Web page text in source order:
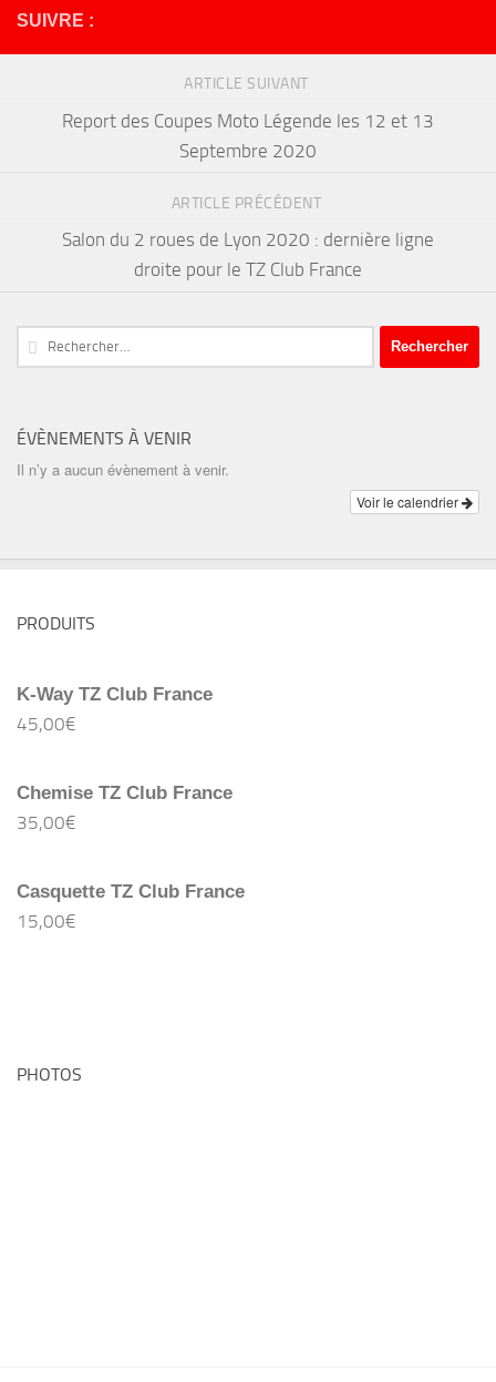
SUIVRE :
ARTICLE SUIVANT
Report des Coupes Moto Légende les 12 et 13
Septembre 2020
ARTICLE PRÉCÉDENT
Salon du 2 roues de Lyon 2020 : dernière ligne
droite pour le TZ Club France
Rechercher :
ÉVÈNEMENTS À VENIR
Il n’y a aucun évènement à venir.
Voir le calendrier
PRODUITS
K-Way TZ Club France
45,00€
Chemise TZ Club France
35,00€
Casquette TZ Club France
15,00€
PHOTOS